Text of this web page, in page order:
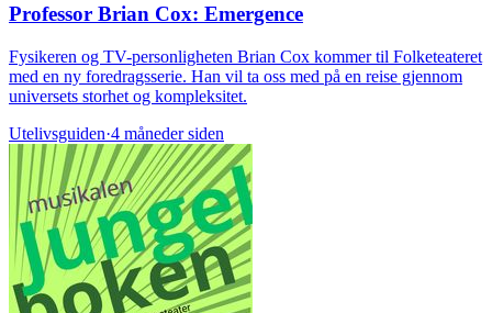
Professor Brian Cox: Emergence
Fysikeren og TV-personligheten Brian Cox kommer til Folketeateret
med en ny foredragsserie. Han vil ta oss med på en reise gjennom
universets storhet og kompleksitet.
Utelivsguiden·4 måneder siden